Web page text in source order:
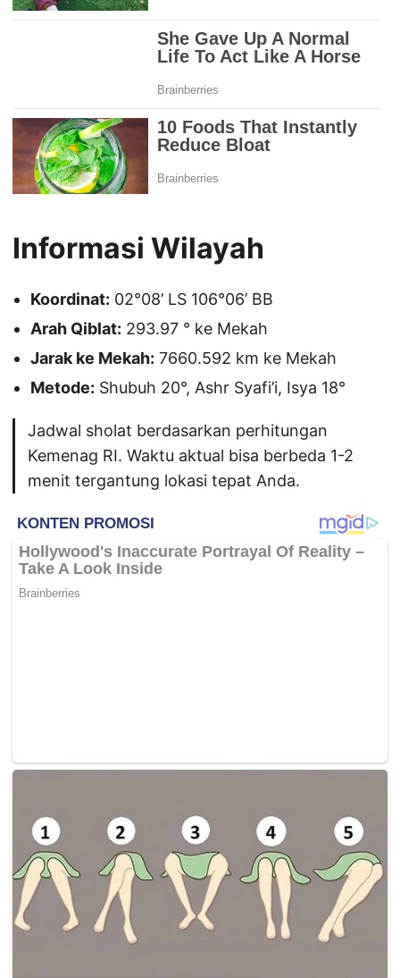
Informasi Wilayah
Koordinat: 02°08’ LS 106°06’ BB
Arah Qiblat: 293.97 ° ke Mekah
Jarak ke Mekah: 7660.592 km ke Mekah
Metode: Shubuh 20°, Ashr Syafi’i, Isya 18°
Jadwal sholat berdasarkan perhitungan
Kemenag RI. Waktu aktual bisa berbeda 1-2
menit tergantung lokasi tepat Anda.